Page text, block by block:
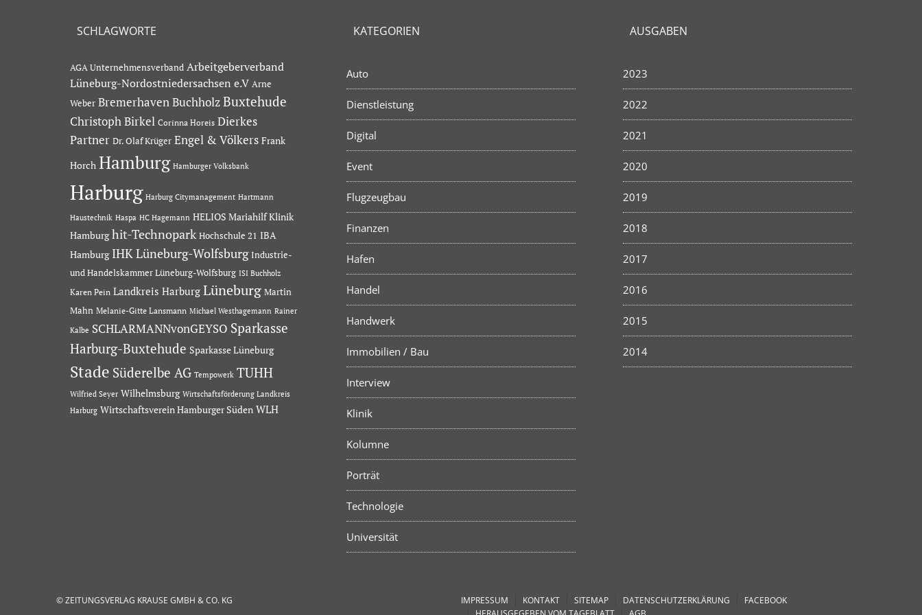
SCHLAGWORTE
AGA Unternehmensverband Arbeitgeberverband
Lüneburg-Nordostniedersachsen e.V Arne
Weber BremerhavenBuchholzBuxtehude
Christoph Birkel Corinna Horeis Dierkes
Partner Dr. Olaf Krüger Engel & Völkers Frank
Horch Hamburg Hamburger Volksbank
Harburg Harburg Citymanagement Hartmann
Haustechnik Haspa HC Hagemann HELIOS Mariahilf Klinik
Hamburg hit-Technopark Hochschule 21 IBA
Hamburg IHK Lüneburg-Wolfsburg Industrie-
und Handelskammer Lüneburg-Wolfsburg ISI Buchholz
Karen Pein Landkreis Harburg Lüneburg Martin
Mahn Melanie-Gitte Lansmann Michael Westhagemann Rainer
Kalbe SCHLARMANNvonGEYSO Sparkasse
Harburg-Buxtehude Sparkasse Lüneburg
Stade Süderelbe AG Tempowerk TUHH
Wilfried Seyer Wilhelmsburg Wirtschaftsförderung Landkreis
Harburg Wirtschaftsverein Hamburger Süden WLH
KATEGORIEN
Auto
Dienstleistung
Digital
Event
Flugzeugbau
Finanzen
Hafen
Handel
Handwerk
Immobilien / Bau
Interview
Klinik
Kolumne
Porträt
Technologie
Universität
AUSGABEN
2023
2022
2021
2020
2019
2018
2017
2016
2015
2014
IMPRESSUM KONTAKT SITEMAP DATENSCHUTZERKLÄRUNG
FACEBOOK
© ZEITUNGSVERLAG KRAUSE GMBH & CO. KG